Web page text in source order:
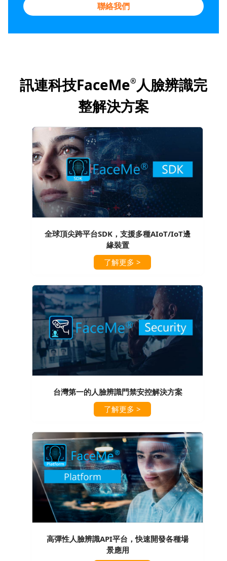
聯絡我們
訊連科技FaceMe® 人臉辨識完
整解決方案
全球頂尖跨平台SDK，支援多種AIoT/IoT邊
緣裝置
了解更多 >
台灣第一的人臉辨識門禁安控解決方案
了解更多 >
高彈性人臉辨識API平台，快速開發各種場
景應用